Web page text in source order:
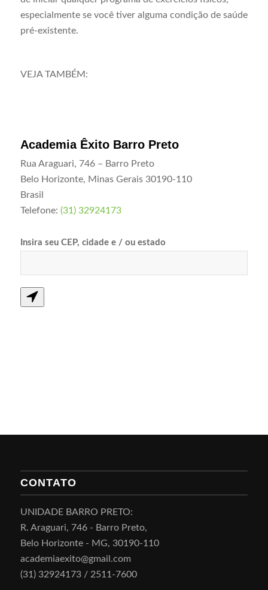
especialmente se você tiver alguma condição de saúde
pré-existente.
VEJA TAMBÉM:
Academia Êxito Barro Preto
Rua Araguari, 746 – Barro Preto
Belo Horizonte, Minas Gerais 30190-110
Brasil
Telefone: (31) 32924173
Insira seu CEP, cidade e / ou estado
CONTATO
UNIDADE BARRO PRETO:
R. Araguari, 746 - Barro Preto,
Belo Horizonte - MG, 30190-110
academiaexito@gmail.com
(31) 32924173 / 2511-7600